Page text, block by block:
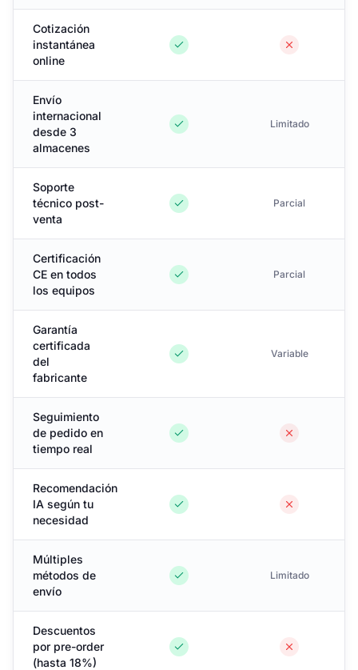
Cotización
instantánea
online
Envío
internacional
desde 3
almacenes
Limitado
Soporte
técnico post-
venta
Parcial
Certificación
CE en todos
los equipos
Parcial
Garantía
certificada
del
fabricante
Variable
Seguimiento
de pedido en
tiempo real
Recomendación
IA según tu
necesidad
Múltiples
métodos de
envío
Limitado
Descuentos
por pre-order
(hasta 18%)